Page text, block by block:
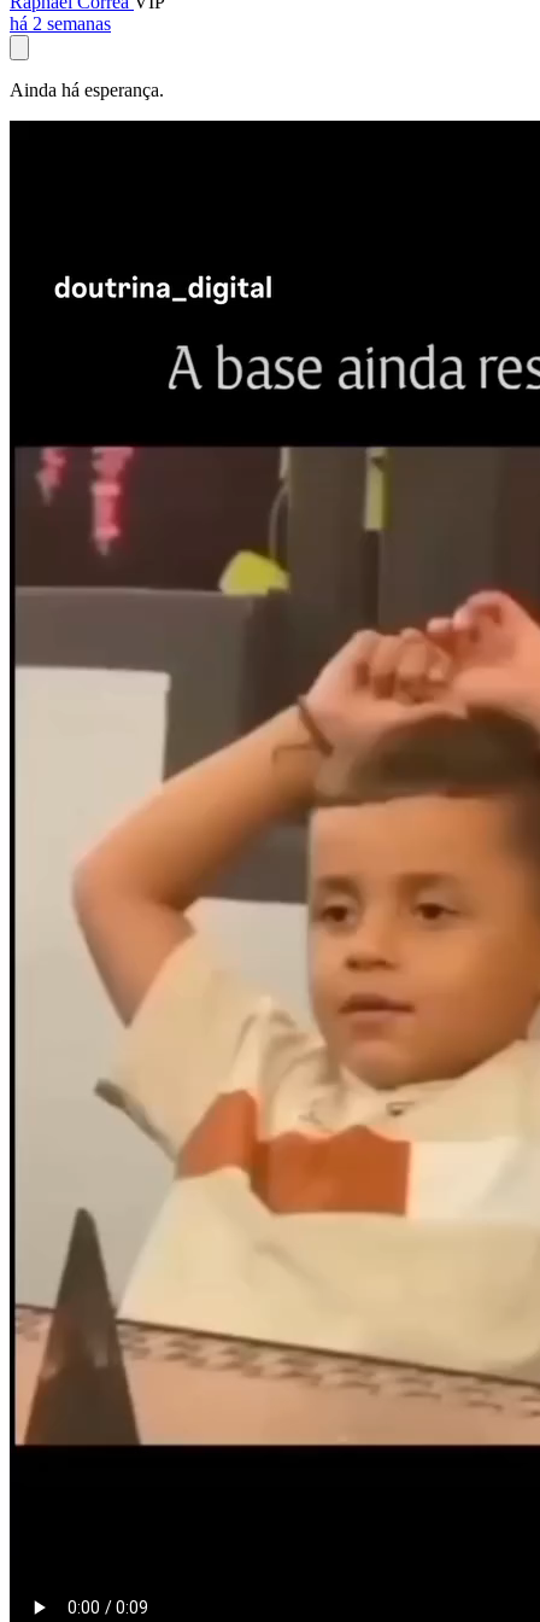
há 2 semanas
Ainda há esperança.